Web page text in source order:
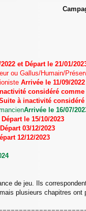
et Départ le 21/01/
ou Gallus/Humain/
Arrivée le 11/09/
considéré
à inactivité
Arrivée le 16/07/
le 15/10/2023
03/12/2023
12/12/2023
de jeu. Ils
plusieurs chapitres ont